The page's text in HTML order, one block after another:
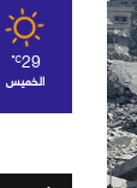
29
℃
الخميس